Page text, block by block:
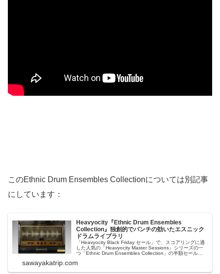
このEthnic Drum Ensembles Collectionについては別記事
にしています：
Heavyocity『Ethnic Drum Ensembles
Collection』独創的でパンチの効いたエスニック
ドラムライブラリ
「Heavyocity Black Friday セール」で、スコアリングに適
した人気の「Heavyocity Master Sessions」シリーズの一
つ「Ethnic Drum Ensembles Collection」の半額セールが
sawayakatrip.com